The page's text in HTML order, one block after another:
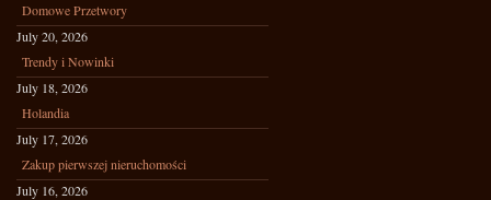
Domowe Przetwory
July 20, 2026
Trendy i Nowinki
July 18, 2026
Holandia
July 17, 2026
Zakup pierwszej nieruchomości
July 16, 2026